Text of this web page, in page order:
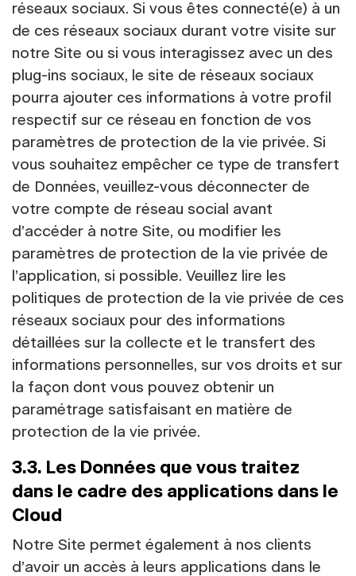
réseaux sociaux. Si vous êtes connecté(e) à un
de ces réseaux sociaux durant votre visite sur
notre Site ou si vous interagissez avec un des
plug-ins sociaux, le site de réseaux sociaux
pourra ajouter ces informations à votre profil
respectif sur ce réseau en fonction de vos
paramètres de protection de la vie privée. Si
vous souhaitez empêcher ce type de transfert
de Données, veuillez-vous déconnecter de
votre compte de réseau social avant
d’accéder à notre Site, ou modifier les
paramètres de protection de la vie privée de
l’application, si possible. Veuillez lire les
politiques de protection de la vie privée de ces
réseaux sociaux pour des informations
détaillées sur la collecte et le transfert des
informations personnelles, sur vos droits et sur
la façon dont vous pouvez obtenir un
paramétrage satisfaisant en matière de
protection de la vie privée.
3.3. Les Données que vous traitez
dans le cadre des applications dans le
Cloud
Notre Site permet également à nos clients
d’avoir un accès à leurs applications dans le